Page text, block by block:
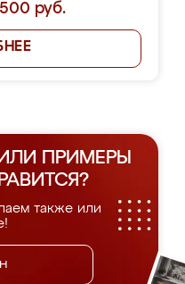
руб.
ПРИМЕРЫ
также или